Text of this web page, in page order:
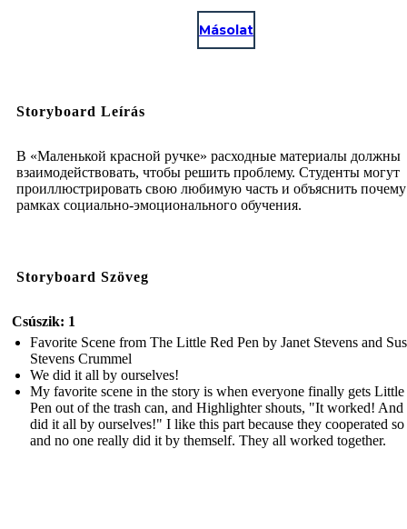
Másolat
Storyboard Leírás
В «Маленькой красной ручке» расходные материалы должны
взаимодействовать, чтобы решить проблему. Студенты могут
проиллюстрировать свою любимую часть и объяснить
рамках социально-эмоционального обучения.
Storyboard Szöveg
Csúszik: 1
Favorite Scene from The Little Red Pen by Janet Stevens and
Stevens Crummel
We did it all by ourselves!
My favorite scene in the story is when everyone finally gets Little
Pen out of the trash can, and Highlighter shouts, "It worked! And
did it all by ourselves!" I like this part because they cooperated
and no one really did it by themself. They all worked together.